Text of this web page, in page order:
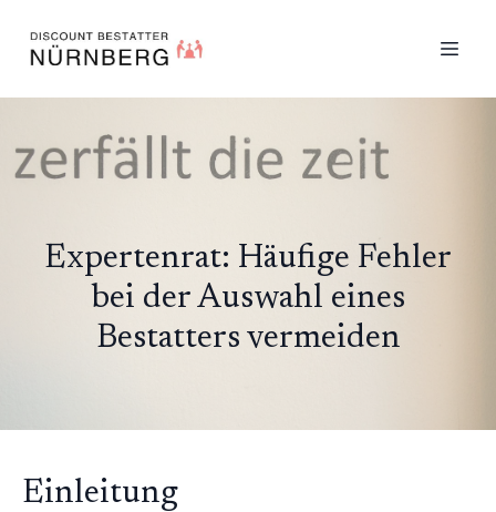
Expertenrat: Häufige Fehler
bei der Auswahl eines
Bestatters vermeiden
Einleitung